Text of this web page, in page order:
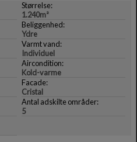
Størrelse:
1.240m²
Beliggenhed:
Ydre
Varmt vand:
Individuel
Aircondition:
Kold-varme
Facade:
Cristal
Antal adskilte områder:
5